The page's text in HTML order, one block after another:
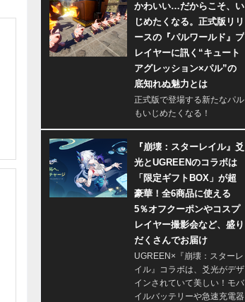
かわいい…だからこそ、い
じめたくなる。正式版リリ
ースの『パルワールド』プ
レイヤーに訊く“キュート
アグレッション×パル”の
底知れぬ魅力とは
正式版で登場する新たなパル
もいじめたくなる！
『崩壊：スターレイル』爻
光とUGREENのコラボは
「限定ギフトBOX」が超
豪華！全6商品に使える
5％オフクーポンやコスプ
レイヤー撮影会など、盛り
だくさんでお届け
UGREEN×『崩壊：スターレ
イル』コラボは、爻光がデザ
インされていて美しい！モバ
イルバッテリーや急速充電器